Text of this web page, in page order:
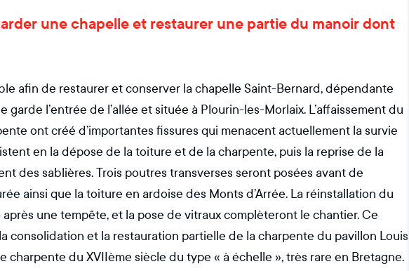
une chapelle et restaurer une partie du manoir dont
afin de restaurer et conserver la chapelle Saint-Bernard, dépendante
l’entrée de l’allée et située à Plourin-les-Morlaix. L’affaissement du
ont créé d’importantes fissures qui menacent actuellement la survie
en la dépose de la toiture et de la charpente, puis la reprise de la
des sablières. Trois poutres transverses seront posées avant de
ainsi que la toiture en ardoise des Monts d’Arrée. La réinstallation du
une tempête, et la pose de vitraux complèteront le chantier. Ce
consolidation et la restauration partielle de la charpente du pavillon Louis
charpente du XVIIème siècle du type « à échelle », très rare en Bretagne.